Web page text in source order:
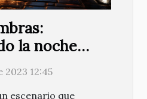
la noche
2023 12:45
escenario que